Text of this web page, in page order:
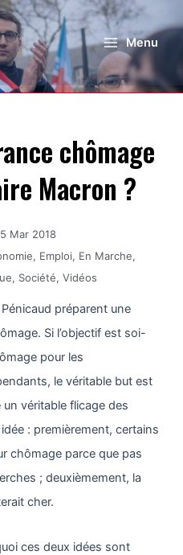
Menu
chômage
Macron ?
5 Mar 2018
, Emploi, En Marche,
, Société, Vidéos
préparent une
Si l’objectif est soi-
pour les
le véritable but est
véritable flicage des
: premièrement, certains
chômage parce que pas
; deuxièmement, la
cher.
ces deux idées sont